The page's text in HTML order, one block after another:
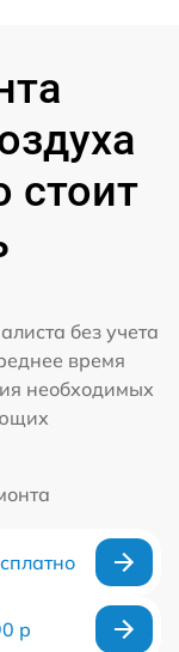
стоит
без учета
время
необходимых
р